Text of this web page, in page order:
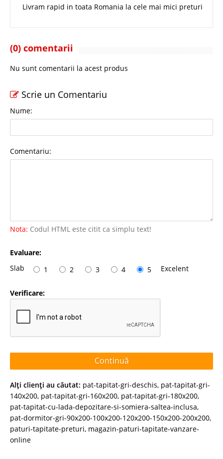
Livram rapid in toata Romania la cele mai mici preturi
(0) comentarii
Nu sunt comentarii la acest produs
Scrie un Comentariu
Nume:
Comentariu:
Nota: Codul HTML este citit ca simplu text!
Evaluare:
Slab
1 2 3 4 5 Excelent
Verificare:
Continuă
Alţi clienţi au căutat: pat-tapitat-gri-deschis, pat-tapitat-gri-
140x200, pat-tapitat-gri-160x200, pat-tapitat-gri-180x200,
pat-tapitat-cu-lada-depozitare-si-somiera-saltea-inclusa,
pat-dormitor-gri-90x200-100x200-120x200-150x200-200x200,
paturi-tapitate-preturi, magazin-paturi-tapitate-vanzare-
online